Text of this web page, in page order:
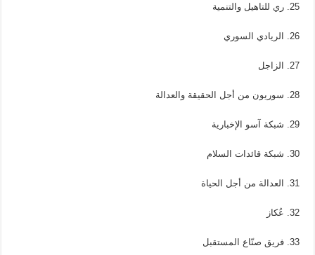
25. ري للتاهيل والتنمية
26. الريادي السوري
27. الزاجل
28. سوريون من أجل الحقيقة والعدالة
29. شبكة آسو الإخبارية
30. شبكة قائدات السلام
31. العدالة من أجل الحياة
32. عُكاز
33. فريق صنّاع المستقبل